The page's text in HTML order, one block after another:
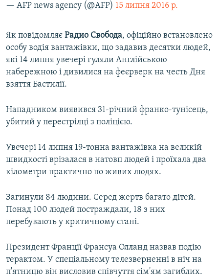
СВІДЧЕННЯ ОКУПАЦІЇ
ІНФОГРАФІКА
ДОЛУЧАЙСЯ!
Усі сайти RFE/RL
— AFP news agency (@AFP) 15 липня 2016 р.
Як повідомляє Радио Свобода, офіційно встановлено
особу водія вантажівки, що задавив десятки людей,
які 14 липня увечері гуляли Англійською
набережною і дивилися на феєрверк на честь Дня
взяття Бастилії.
Нападником виявився 31-річний франко-тунісець,
убитий у перестрілці з поліцією.
Увечері 14 липня 19-тонна вантажівка на великій
швидкості врізалася в натовп людей і проїхала два
кілометри практично по живих людях.
Загинули 84 людини. Серед жертв багато дітей.
Понад 100 людей постраждали, 18 з них
перебувають у критичному стані.
Президент Франції Франсуа Олланд назвав подію
терактом. У спеціальному телезверненні в ніч на
п'ятницю він висловив співчуття сім'ям загиблих.